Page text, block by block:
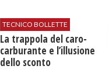
TECNICO BOLLETTE
​La trappola del caro-
carburante e l’illusione
dello sconto